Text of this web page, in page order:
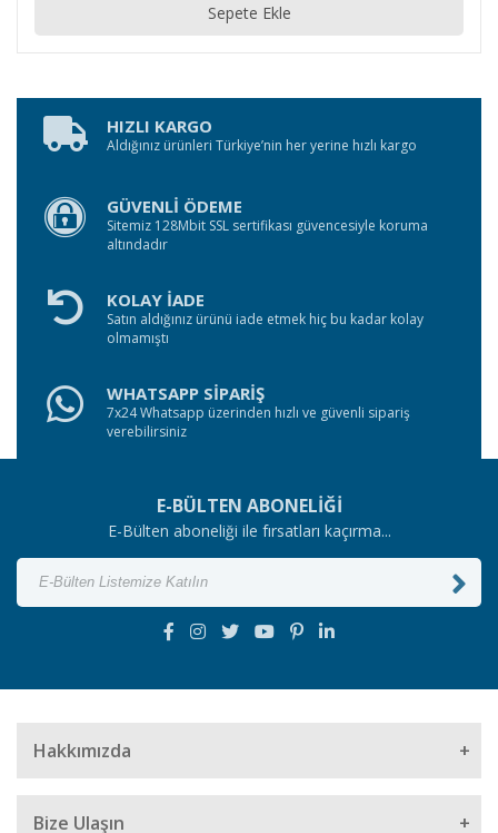
Sepete Ekle
HIZLI KARGO
Aldığınız ürünleri Türkiye’nin her yerine hızlı kargo
GÜVENLİ ÖDEME
Sitemiz 128Mbit SSL sertifikası güvencesiyle koruma
altındadır
KOLAY İADE
Satın aldığınız ürünü iade etmek hiç bu kadar kolay
olmamıştı
WHATSAPP SİPARİŞ
7x24 Whatsapp üzerinden hızlı ve güvenli sipariş
verebilirsiniz
E-BÜLTEN ABONELİĞİ
E-Bülten aboneliği ile fırsatları kaçırma...
Hakkımızda
Bize Ulaşın